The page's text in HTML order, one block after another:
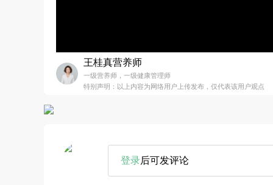
王桂真营养师
一级营养师，一级健康管理师
特别声明：以上内容为网络用户上传发布，仅代表该用户观点
登录后可发评论